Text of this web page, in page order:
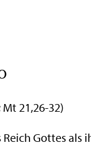
Mt 21,26-32)
Gottes als